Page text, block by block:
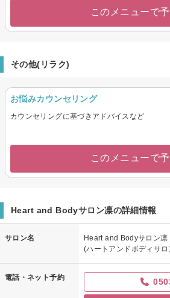
このメニューで
その他(リラク)
お悩みカウンセリング
カウンセリングに基づきアドバイスなど
このメニューで
Heart and Bodyサロン凛の詳細情報
サロン名
Heart and Bodyサロン凛
(ハートアンドボディサロ
電話・ネット予約